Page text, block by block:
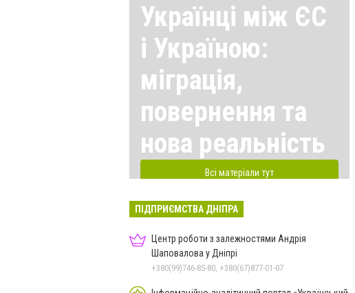
Українці між ЄС
і Україною:
міграція,
повернення та
нова реальність
Всі матеріали тут
ПІДПРИЄМСТВА ДНІПРА
Центр роботи з залежностями Андрія
Шаповалова у Дніпрі
+380(99)746-85-80, +380(67)877-01-07